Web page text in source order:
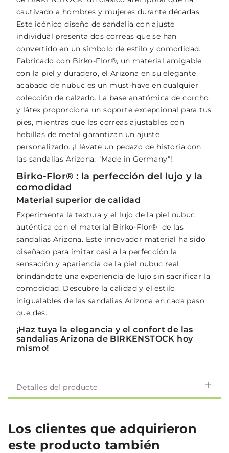
cautivado a hombres y mujeres durante décadas.
Este icónico diseño de sandalia con ajuste
individual presenta dos correas que se han
convertido en un símbolo de estilo y comodidad.
Fabricado con Birko-Flor®, un material amigable
con la piel y duradero, el Arizona en su elegante
acabado de nubuc es un must-have en cualquier
colección de calzado. La base anatómica de corcho
y látex proporciona un soporte excepcional para tus
pies, mientras que las correas ajustables con
hebillas de metal garantizan un ajuste
personalizado. ¡Llévate un pedazo de historia con
las sandalias Arizona, "Made in Germany"!
Birko-Flor® : la perfección del lujo y la
comodidad
Material superior de calidad
Experimenta la textura y el lujo de la piel nubuc
auténtica con el material Birko-Flor® de las
sandalias Arizona. Este innovador material ha sido
diseñado para imitar casi a la perfección la
sensación y apariencia de la piel nubuc real,
brindándote una experiencia de lujo sin sacrificar la
comodidad. Descubre la calidad y el estilo
inigualables de las sandalias Arizona en cada paso
que des.
¡Haz tuya la elegancia y el confort de las
sandalias Arizona de BIRKENSTOCK hoy
mismo!
Detalles del producto
Los clientes que adquirieron
este producto también